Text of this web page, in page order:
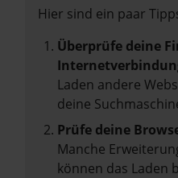
Hier sind ein paar
Überprüfe deine
Laden andere
deine
Prüfe deine
Manche
können das Laden